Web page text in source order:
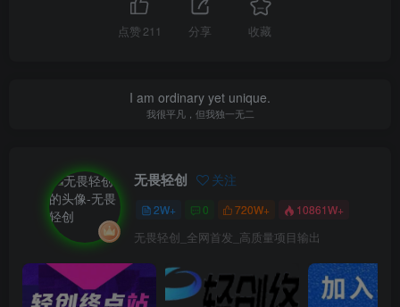
点赞 211 分享 收藏
I am ordinary yet unique.
我很平凡，但我独一无二
无畏轻创 关注
2W+ 0 720W+ 10861W+
无畏轻创_全网首发_高质量项目输出